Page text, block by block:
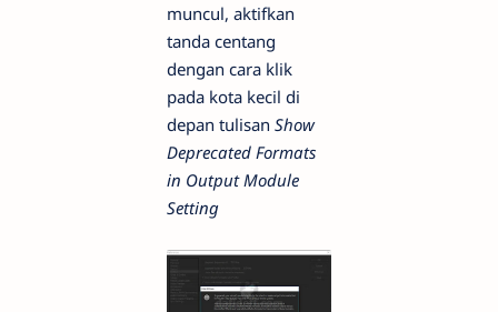
muncul, aktifkan
tanda centang
dengan cara klik
pada kota kecil di
depan tulisan Show
Deprecated Formats
in Output Module
Setting